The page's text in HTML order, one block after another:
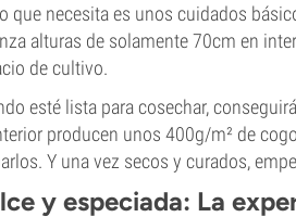
que necesita es unos cuidados
alturas de solamente 70cm en
de cultivo.
esté lista para cosechar,
producen unos 400g/m² de
Y una vez secos y curados,
y especiada: La